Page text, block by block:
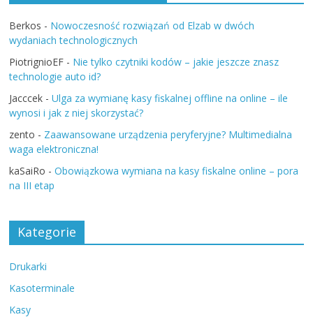
Berkos - Nowoczesność rozwiązań od Elzab w dwóch
wydaniach technologicznych
PiotrignioEF - Nie tylko czytniki kodów – jakie jeszcze znasz
technologie auto id?
Jacccek -Ulga za wymianę kasy fiskalnej offline na online – ile
wynosi i jak z niej skorzystać?
zento - Zaawansowane urządzenia peryferyjne? Multimedialna
waga elektroniczna!
kaSaiRo -Obowiązkowa wymiana na kasy fiskalne online – pora
na III etap
Kategorie
Drukarki
Kasoterminale
Kasy